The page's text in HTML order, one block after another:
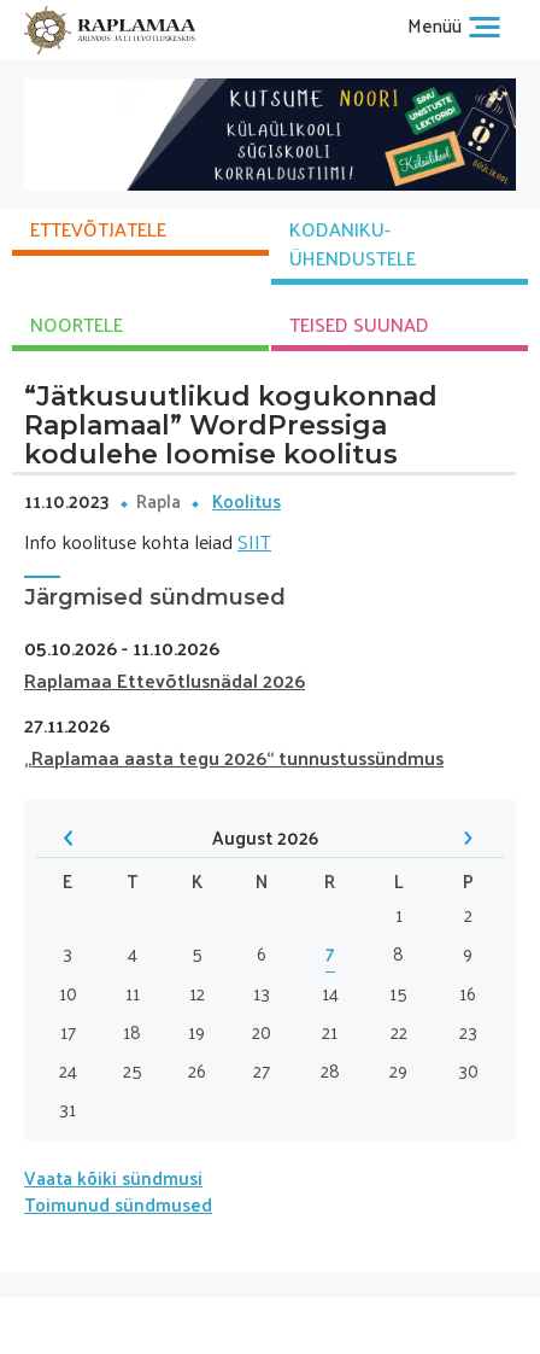
Menüü
ETTEVÕTJATELE
KODANIKU­
ÜHENDUSTELE
NOORTELE
TEISED SUUNAD
“Jätkusuutlikud kogukonnad
Raplamaal” WordPressiga
kodulehe loomise koolitus
11.10.2023
Rapla Koolitus
Info koolituse kohta leiadSIIT
Järgmised sündmused
05.10.2026- 11.10.2026
Raplamaa Ettevõtlusnädal 2026
27.11.2026
„Raplamaa aasta tegu 2026“ tunnustussündmus
August 2026
E
T K N R L
P
1
2
3
4 5 6 7 8
9
10
11 12 13 14 15
16
17
18 19 20 21 22
23
24
25 26 27 28 29
30
31
Vaata kõiki sündmusi
Toimunud sündmused